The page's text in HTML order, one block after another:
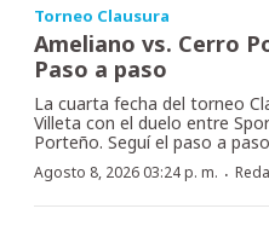
Torneo Clausura
Ameliano vs. Cerro
Paso a paso
La cuarta fecha del torneo
Villeta con el duelo entre
Porteño. Seguí el paso a
Agosto 8, 2026 03:24 p. m. ·